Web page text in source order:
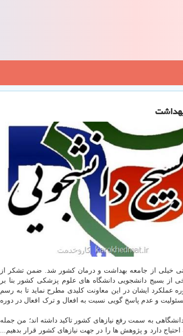
خیلی از جامعه بهداشت و درمان کشور شد. ضمن تشکر از
از بسیج دانشجویی دانشگاه های علوم پزشکی کشور بنا بر
حاشیه ای و بی مبنا، لازم می داند ۵ سؤال از دوره عملکرد ایشان در این معاونت کلیدی مطرح نماید تا به رسم
و عدم پاسخ گویی نسبت به افعال و ترک افعال در دوره
به سمت رفع نیازهای کشور تاکید داشته اند؛ من جمله
احتیاج دارد و پژوهش ها را در جهت نیازهای کشور قرار بدهیم...